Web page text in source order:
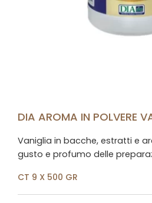
DIA AROMA IN POLVERE
Vaniglia in bacche, estratti e
gusto e profumo delle
CT 9 X 500 GR